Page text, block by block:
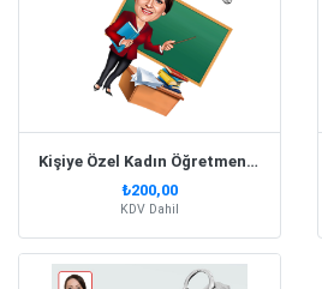
Kişiye Özel Kadın Öğretmen Karikatürlü Anahtarlık
₺200,00
KDV Dahil